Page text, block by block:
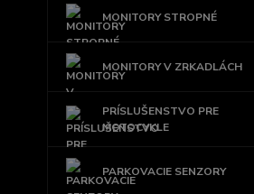
MONITORY STROPNÉ
MONITORY V ZRKADLÁCH
PRÍSLUŠENSTVO PRE
MOTOCYKLE
PARKOVACIE SENZORY